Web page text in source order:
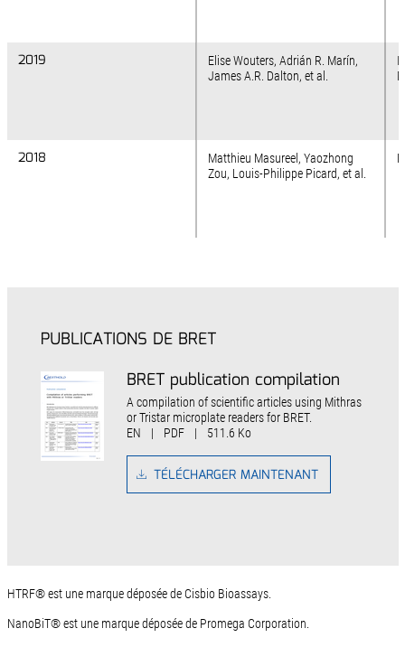
2019
2018
2019
Elise Wouters, Adrián R. Marín,
James A.R. Dalton, et al.
2018
Matthieu Masureel, Yaozhong
Zou, Louis-Philippe Picard, et al.
PUBLICATIONS DE BRET
BRET publication compilation
A compilation of scientific articles using Mithras
or Tristar microplate readers for BRET.
EN
| PDF | 511.6 Ko
TÉLÉCHARGER MAINTENANT
HTRF® est une marque déposée de Cisbio Bioassays.
NanoBiT® est une marque déposée de Promega Corporation.